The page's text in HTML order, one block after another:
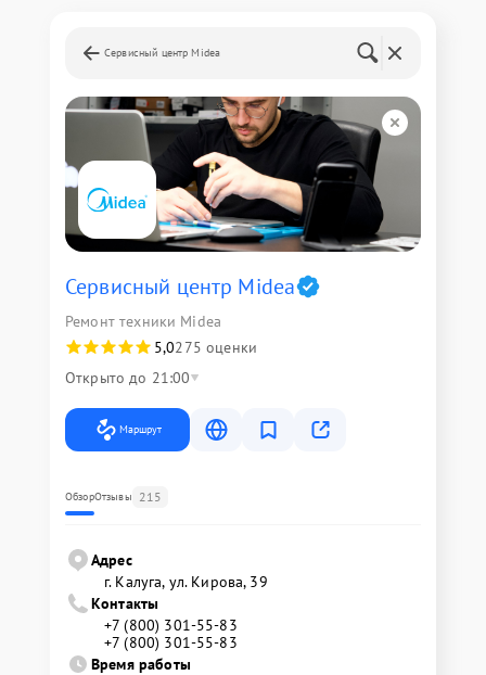
Сервисный центр Midea
Сервисный центр Midea
Ремонт техники Midea
5,0275 оценки
Открыто до 21:00
Маршрут
ОбзорОтзывы 215
Адрес
г. Калуга, ул. Кирова, 39
Контакты
+7 (800) 301-55-83
+7 (800) 301-55-83
Время работы